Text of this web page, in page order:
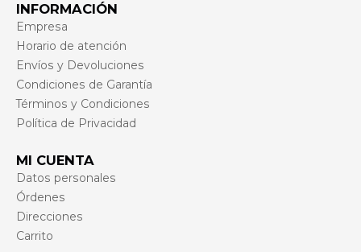
INFORMACIÓN
Empresa
Horario de atención
Envíos y Devoluciones
Condiciones de Garantía
Términos y Condiciones
Política de Privacidad
MI CUENTA
Datos personales
Órdenes
Direcciones
Carrito